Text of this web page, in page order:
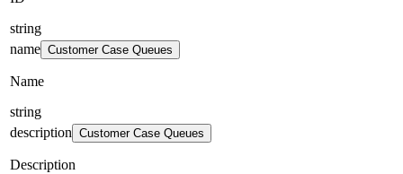
string
name Customer Case Queues
Name
string
description Customer Case Queues
Description